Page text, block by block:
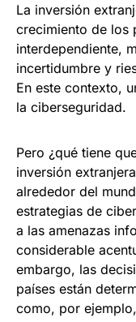
La inversión
crecimiento de los
interdependiente,
incertidumbre y
En este contexto,
la ciberseguridad.
Pero ¿qué tiene
inversión
alrededor del
estrategias de
a las amenazas
considerable
embargo, las
países están
como, por